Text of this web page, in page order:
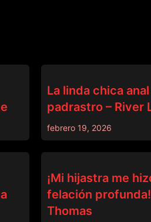
La linda chica
padrastro – River
febrero 19, 2026
¡Mi hijastra me
felación profunda!
Thomas